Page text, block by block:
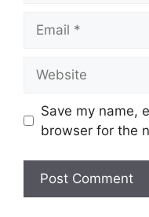
Save my name,
browser for the